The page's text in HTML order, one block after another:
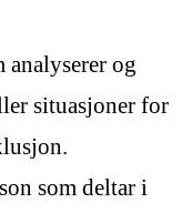
analyserer og
situasjoner for
som deltar i